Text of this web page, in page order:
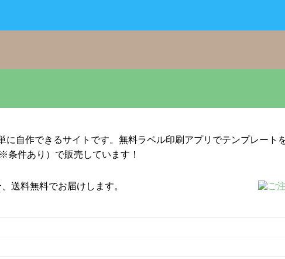
自作できるサイトです。無料ラベル印刷アプリでテンプレート
※条件あり） で販売しています！
送料無料でお届けします。